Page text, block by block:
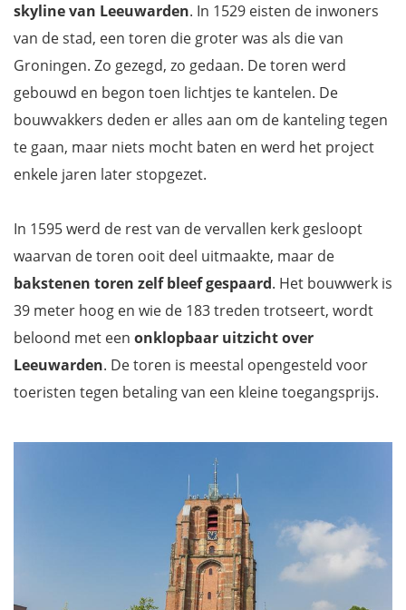
Kanselarij van Leeuwarden
Stadhuis van Leeuwarden
Wilhelminaboom
De Waag
Fries Museum
Mis niets tijdens je rondreis door Noord-Nederland met onze
reisgids
skyline van Leeuwarden. In 1529 eisten de inwoners
van de stad, een toren die groter was als die van
Groningen. Zo gezegd, zo gedaan. De toren werd
gebouwd en begon toen lichtjes te kantelen. De
bouwvakkers deden er alles aan om de kanteling tegen
te gaan, maar niets mocht baten en werd het project
enkele jaren later stopgezet.
In 1595 werd de rest van de vervallen kerk gesloopt
waarvan de toren ooit deel uitmaakte, maar de
bakstenen toren zelf bleef gespaard. Het bouwwerk is
39 meter hoog en wie de 183 treden trotseert, wordt
beloond met een onklopbaar uitzicht over
Leeuwarden. De toren is meestal opengesteld voor
toeristen tegen betaling van een kleine toegangsprijs.